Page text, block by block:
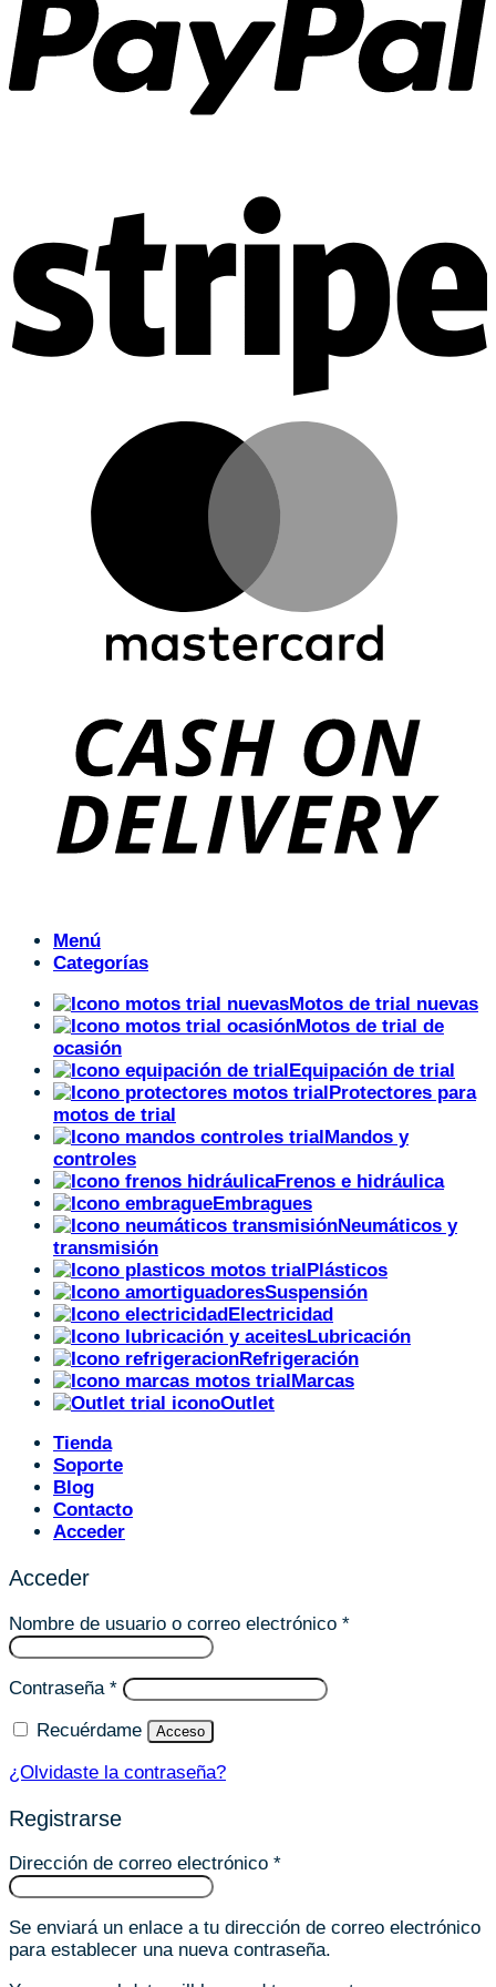
Menú
Categorías
Motos de trial nuevas
Motos de trial de
ocasión
Equipación de trial
Protectores para
motos de trial
Mandos y
controles
Frenos e hidráulica
Embragues
Neumáticos y
transmisión
Plásticos
Suspensión
Electricidad
Lubricación
Refrigeración
Marcas
Outlet
Tienda
Soporte
Blog
Contacto
Acceder
Acceder
Nombre de usuario o correo electrónico *Obligatorio
Contraseña *Obligatorio
Recuérdame Acceso
¿Olvidaste la contraseña?
Registrarse
Dirección de correo electrónico *Obligatorio
Se enviará un enlace a tu dirección de correo electrónico
para establecer una nueva contraseña.